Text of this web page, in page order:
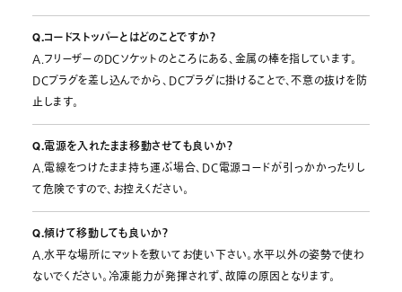
Q.コードストッパーとはどのことですか？
A.フリーザーのDCソケットのところにある、金属の棒を指しています。
DCプラグを差し込んでから、DCプラグに掛けることで、不意の抜けを防
止します。
Q.電源を入れたまま移動させても良いか？
A.電線をつけたまま持ち運ぶ場合、DC電源コードが引っかかったりし
て危険ですので、お控えください。
Q.傾けて移動しても良いか？
A.水平な場所にマットを敷いてお使い下さい。水平以外の姿勢で使わ
ないでください。冷凍能力が発揮されず、故障の原因となります。